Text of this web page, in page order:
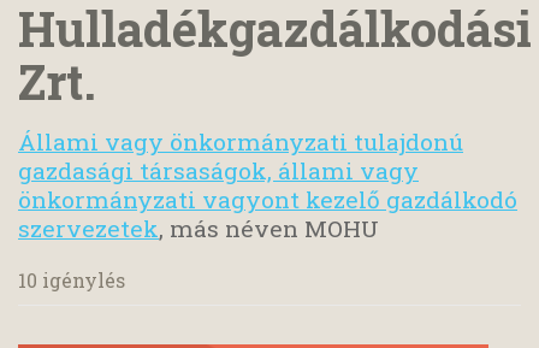
Hulladékgazdálkodási
Zrt.
Állami vagy önkormányzati tulajdonú
gazdasági társaságok, állami vagy
önkormányzati vagyont kezelő gazdálkodó
szervezetek, más néven MOHU
10 igénylés